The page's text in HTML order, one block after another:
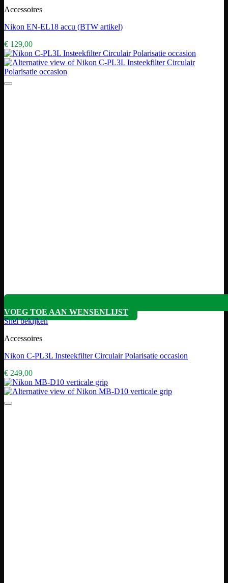
Accessoires
Nikon EN-EL18 accu (BTW artikel)
€ 129,00
VOEG TOE AAN WENSENLIJST
Snel bekijken
Accessoires
Nikon C-PL3L Insteekfilter Circulair Polarisatie occasion
€ 249,00